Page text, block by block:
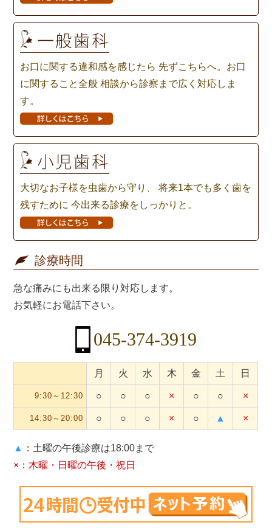
お口に関する違和感を感じたら 先ずこちらへ。お口
に関すること全般 相談から診察まで広く対応しま
す。
大切なお子様を虫歯から守り、
将来1本でも多く歯を
残すために 今出来る診療をしっかりと。
診療時間
急な痛みにも出来る限り対応します。
お気軽にお電話下さい。
045-374-3919
月 火 水 木 金 土 日
9:30～12:30 ○ ○ ○ × ○ ○ ×
14:30～20:00 ○ ○ ○ × ○ ▲ ×
▲
：土曜の午後診療は18:00まで
×：木曜・日曜の午後・祝日